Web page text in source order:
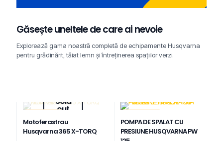
Găsește uneltele de care ai nevoie
Explorează gama noastră completă de echipamente Husqvarna
pentru grădinărit, tăiat lemn și întreținerea spațiilor verzi.
Sold
out
Motoferastrau
Husqvarna 365 X-TORQ
POMPA DE SPALAT CU
PRESIUNE HUSQVARNA PW